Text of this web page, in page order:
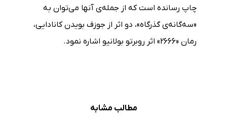
چاپ رسانده است که از جمله‌ی آنها می‌توان به
«سه‌گانه‌ی گذرگاه»، دو اثر از جوزف بویدن کانادایی،
رمان «2666» اثر روبرتو بولانیو اشاره نمود.
مطالب مشابه